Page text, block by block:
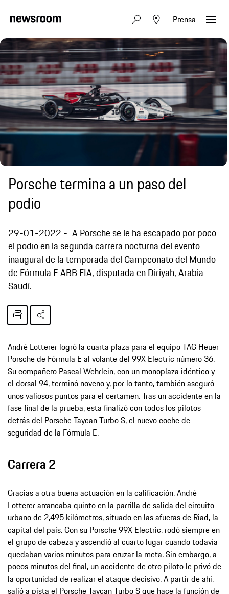
Prensa
Porsche termina a un paso del
podio
29-01-2022
A Porsche se le ha escapado por poco
el podio en la segunda carrera nocturna del evento
inaugural de la temporada del Campeonato del Mundo
de Fórmula E ABB FIA, disputada en Diriyah, Arabia
Saudí.
André Lotterer logró la cuarta plaza para el equipo TAG Heuer
Porsche de Fórmula E al volante del 99X Electric número 36.
Su compañero Pascal Wehrlein, con un monoplaza idéntico y
el dorsal 94, terminó noveno y, por lo tanto, también aseguró
unos valiosos puntos para el certamen. Tras un accidente en la
fase final de la prueba, esta finalizó con todos los pilotos
detrás del Porsche Taycan Turbo S, el nuevo coche de
seguridad de la Fórmula E.
Carrera 2
Gracias a otra buena actuación en la calificación, André
Lotterer arrancaba quinto en la parrilla de salida del circuito
urbano de 2,495 kilómetros, situado en las afueras de Riad, la
capital del país. Con su Porsche 99X Electric, rodó siempre en
el grupo de cabeza y ascendió al cuarto lugar cuando todavía
quedaban varios minutos para cruzar la meta. Sin embargo, a
pocos minutos del final, un accidente de otro piloto le privó de
la oportunidad de realizar el ataque decisivo. A partir de ahí,
salió a pista el Porsche Taycan Turbo S que hace la función de